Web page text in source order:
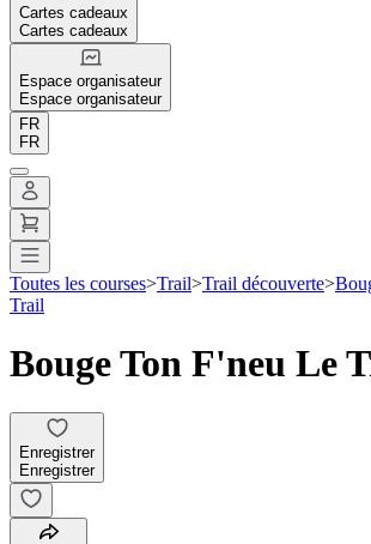
Cartes cadeaux
Cartes cadeaux
Espace organisateur
Espace organisateur
FR
FR
Toutes les courses>Trail>Trail découverte>
Trail
Bouge Ton F'neu Le
Enregistrer
Enregistrer